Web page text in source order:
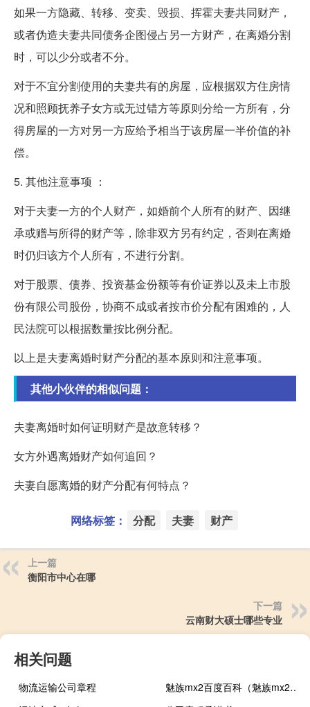
如果一方隐藏、转移、变卖、毁损、挥霍夫妻共同财产，
或者伪造夫妻共同债务企图侵占另一方财产，在离婚分割
时，可以少分或者不分。
对于不宜分割使用的夫妻共有的房屋，应根据双方住房情
况和照顾抚养子女方或无过错方等原则分给一方所有，分
得房屋的一方对另一方应给予相当于该房屋一半价值的补
偿。
5. 其他注意事项 ：
对于夫妻一方的个人财产，如婚前个人所有的财产、因继
承或赠与所得的财产等，除非双方另有约定，否则在离婚
时仍归该方个人所有，不进行分割。
对于股票、债券、投资基金份额等有价证券以及未上市股
份有限公司股份，协商不成或者按市价分配有困难的，人
民法院可以根据数量按比例分配。
以上是夫妻离婚时财产分配的基本原则和注意事项。
其他小伙伴的相似问题：
夫妻离婚时如何证明财产是故意转移？
女方外遇离婚财产如何追回？
夫妻自愿离婚的财产分配有何特点？
网络标签： 分配 夫妻 财产
上一篇
衡阳市中心在哪
下一篇
云南财大硕士哪些专业
相关问题
物流运输公司章程
魅族mx2百度百科（魅族mx2评测）